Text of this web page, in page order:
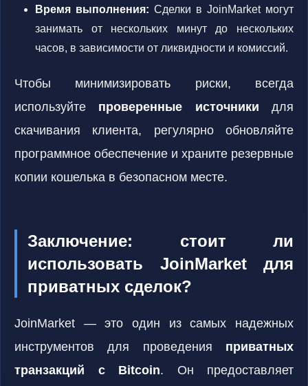
Время выполнения: Сделки в JoinMarket могут
занимать от нескольких минут до нескольких
часов, в зависимости от ликвидности и комиссий.
Чтобы минимизировать риски, всегда
используйте проверенные источники для
скачивания клиента, регулярно обновляйте
программное обеспечение и храните резервные
копии кошелька в безопасном месте.
Заключение: стоит ли
использовать JoinMarket для
приватных сделок?
JoinMarket — это один из самых надежных
инструментов для проведения приватных
транзакций с Bitcoin. Он предоставляет